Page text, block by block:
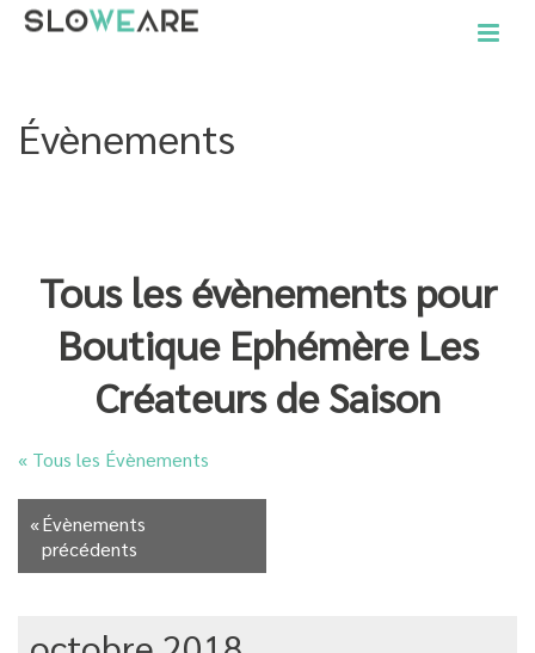
Évènements
Tous les évènements pour
Boutique Ephémère Les
Créateurs de Saison
« Tous les Évènements
«Évènements
précédents